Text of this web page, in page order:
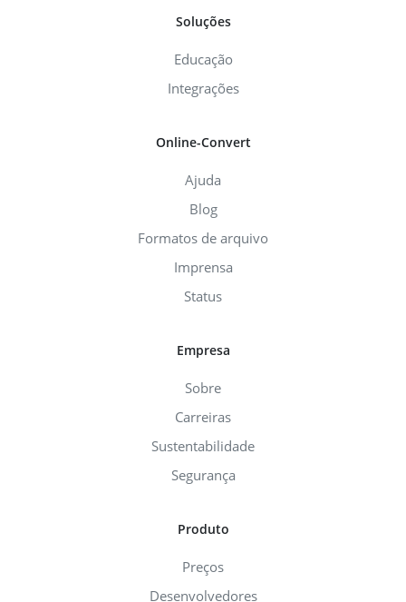
Soluções
Educação
Integrações
Online-Convert
Ajuda
Blog
Formatos de arquivo
Imprensa
Status
Empresa
Sobre
Carreiras
Sustentabilidade
Segurança
Produto
Preços
Desenvolvedores